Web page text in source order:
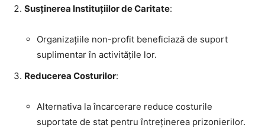
Susținerea Instituțiilor de Caritate:
Organizațiile non-profit beneficiază de suport
suplimentar în activitățile lor.
Reducerea Costurilor:
Alternativa la încarcerare reduce costurile
suportate de stat pentru întreținerea prizonierilor.